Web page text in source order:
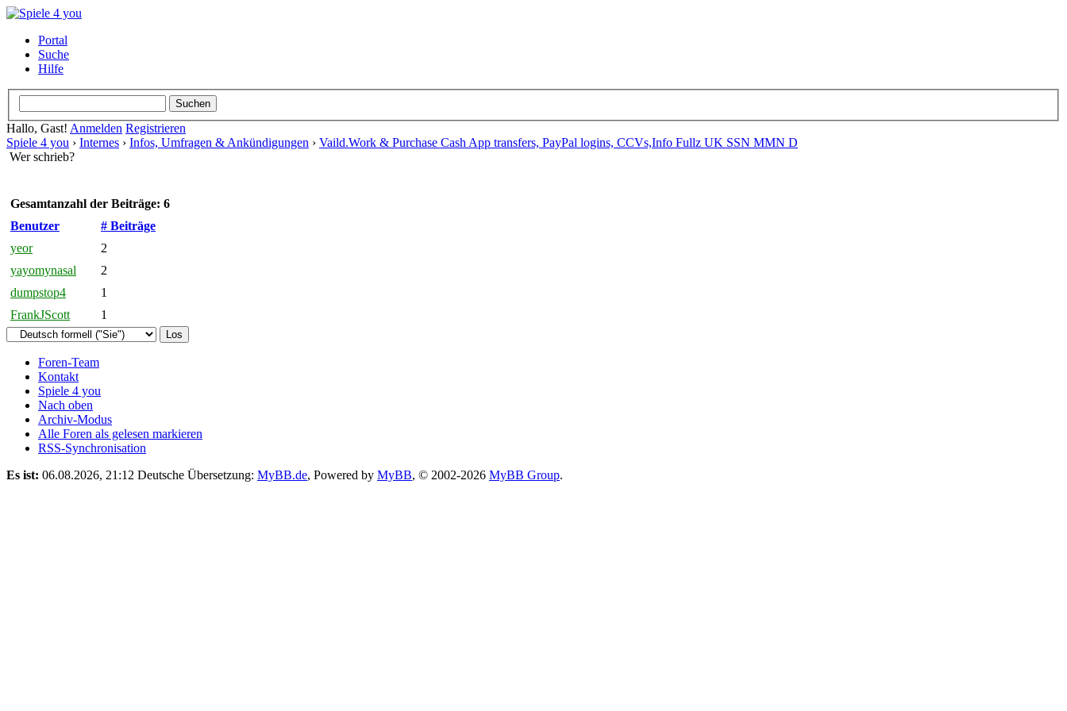
Portal
Suche
Hilfe
Hallo, Gast! Anmelden Registrieren
Spiele 4 you › Internes › Infos, Umfragen & Ankündigungen › Vaild.Work & Purchase Cash App transfers, PayPal logins, CCVs,Info Fullz UK SSN MMN D
Wer schrieb?
Gesamtanzahl der Beiträge: 6
Benutzer
# Beiträge
yeor
2
yayomynasal
2
dumpstop4
1
FrankJScott
1
Foren-Team
Kontakt
Spiele 4 you
Nach oben
Archiv-Modus
Alle Foren als gelesen markieren
RSS-Synchronisation
Es ist: 06.08.2026, 21:12 Deutsche Übersetzung: MyBB.de, Powered by MyBB, © 2002-2026 MyBB Group.